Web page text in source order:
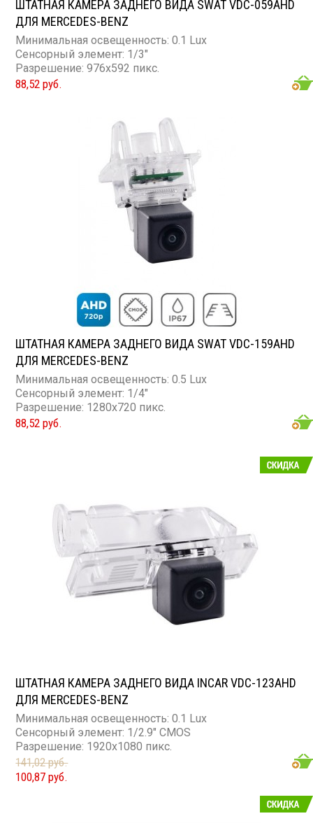
ШТАТНАЯ КАМЕРА ЗАДНЕГО ВИДА SWAT VDC-059AHD
ДЛЯ MERCEDES-BENZ
Минимальная освещенность: 0.1 Lux
Сенсорный элемент: 1/3"
Разрешение: 976x592 пикс.
88,52 руб.
ШТАТНАЯ КАМЕРА ЗАДНЕГО ВИДА SWAT VDC-159AHD
ДЛЯ MERCEDES-BENZ
Минимальная освещенность: 0.5 Lux
Сенсорный элемент: 1/4"
Разрешение: 1280x720 пикс.
88,52 руб.
ШТАТНАЯ КАМЕРА ЗАДНЕГО ВИДА INCAR VDC-123AHD
ДЛЯ MERCEDES-BENZ
Минимальная освещенность: 0.1 Lux
Сенсорный элемент: 1/2.9" CMOS
Разрешение: 1920x1080 пикс.
141,02 руб.
100,87 руб.